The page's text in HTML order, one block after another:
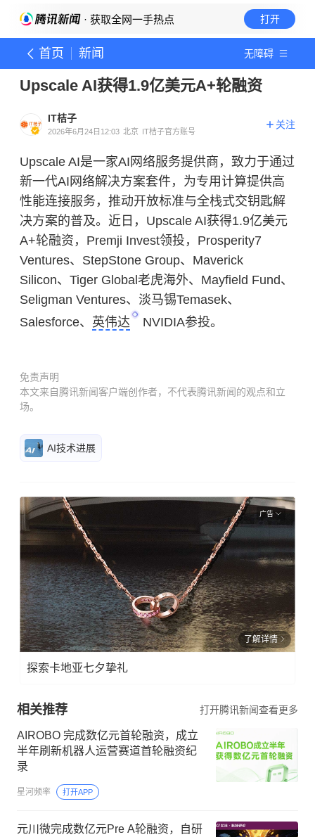
· 获取全网一手热点 打开
首页 新闻 无障碍
Upscale AI获得1.9亿美元A+轮融资
IT桔子
2026年6月24日12:03 北京 IT桔子官方账号
关注
Upscale AI是一家AI网络服务提供商，致力于通过
新一代AI网络解决方案套件，为专用计算提供高
性能连接服务，推动开放标准与全栈式交钥匙解
决方案的普及。近日，Upscale AI获得1.9亿美元
A+轮融资，Premji Invest领投，Prosperity7
Ventures、StepStone Group、Maverick
Silicon、Tiger Global老虎海外、Mayfield Fund、
Seligman Ventures、淡马锡Temasek、
Salesforce、 英伟达 NVIDIA参投。
免责声明
本文来自腾讯新闻客户端创作者，不代表腾讯新闻的观点和立
场。
AI技术进展
广告
了解详情
探索卡地亚七夕挚礼
相关推荐 打开腾讯新闻查看更多
AIROBO 完成数亿元首轮融资，成立
半年刷新机器人运营赛道首轮融资纪
录
星河频率 打开APP
元川微完成数亿元Pre A轮融资，自研